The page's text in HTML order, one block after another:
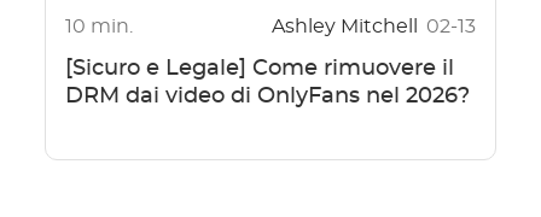
10 min. Ashley Mitchell 02-13
[Sicuro e Legale] Come rimuovere il
DRM dai video di OnlyFans nel 2026?